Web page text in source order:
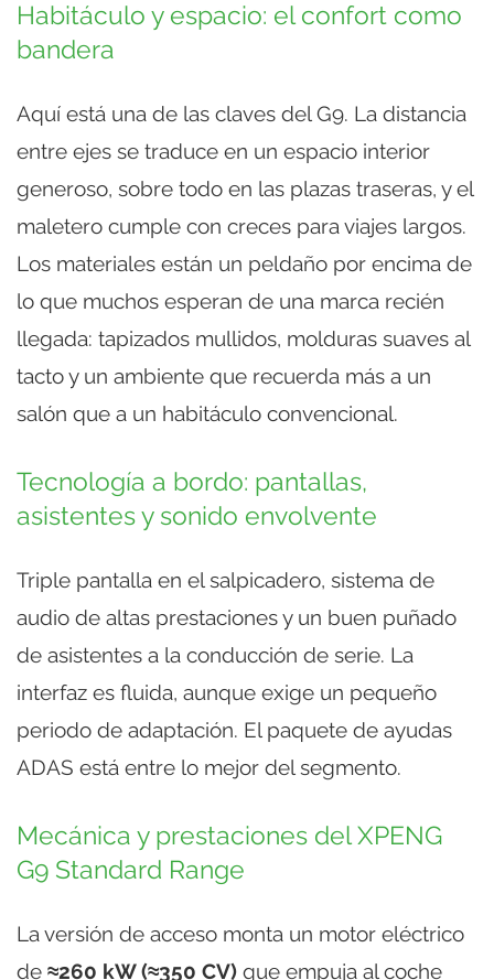
Habitáculo y espacio: el confort como
bandera
Aquí está una de las claves del G9. La distancia
entre ejes se traduce en un espacio interior
generoso, sobre todo en las plazas traseras, y el
maletero cumple con creces para viajes largos.
Los materiales están un peldaño por encima de
lo que muchos esperan de una marca recién
llegada: tapizados mullidos, molduras suaves al
tacto y un ambiente que recuerda más a un
salón que a un habitáculo convencional.
Tecnología a bordo: pantallas,
asistentes y sonido envolvente
Triple pantalla en el salpicadero, sistema de
audio de altas prestaciones y un buen puñado
de asistentes a la conducción de serie. La
interfaz es fluida, aunque exige un pequeño
periodo de adaptación. El paquete de ayudas
ADAS está entre lo mejor del segmento.
Mecánica y prestaciones del XPENG
G9 Standard Range
La versión de acceso monta un motor eléctrico
de ≈260 kW (≈350 CV) que empuja al coche